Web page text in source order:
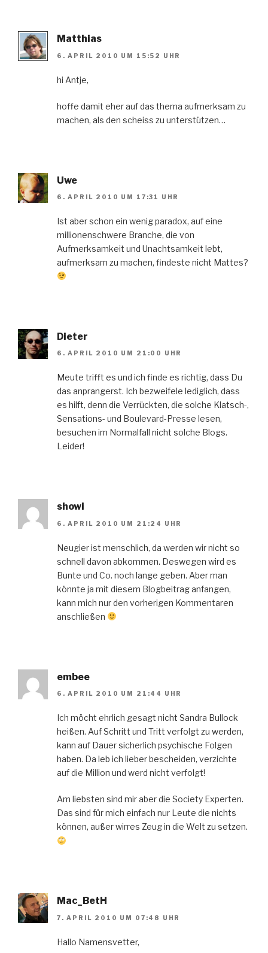
Matthias
6. APRIL 2010 UM 15:52 UHR
hi Antje,
hoffe damit eher auf das thema aufmerksam zu
machen, als den scheiss zu unterstützen…
Uwe
6. APRIL 2010 UM 17:31 UHR
Ist aber schon ein wenig paradox, auf eine
millionenschwere Branche, die von
Aufmerksamkeit und Unachtsamkeit lebt,
aufmerksam zu machen, findeste nicht Mattes?
Dieter
6. APRIL 2010 UM 21:00 UHR
Meute trifft es und ich finde es richtig, dass Du
das anprangerst. Ich bezweifele lediglich, dass
es hilft, denn die Verrückten, die solche Klatsch-,
Sensations- und Boulevard-Presse lesen,
besuchen im Normalfall nicht solche Blogs.
Leider!
showi
6. APRIL 2010 UM 21:24 UHR
Neugier ist menschlich, da werden wir nicht so
schnell davon abkommen. Deswegen wird es
Bunte und Co. noch lange geben. Aber man
könnte ja mit diesem Blogbeitrag anfangen,
kann mich nur den vorherigen Kommentaren
anschließen
embee
6. APRIL 2010 UM 21:44 UHR
Ich möcht ehrlich gesagt nicht Sandra Bullock
heißen. Auf Schritt und Tritt verfolgt zu werden,
kann auf Dauer sicherlich psychische Folgen
haben. Da leb ich lieber bescheiden, verzichte
auf die Million und werd nicht verfolgt!
Am liebsten sind mir aber die Society Experten.
Das sind für mich einfach nur Leute die nichts
können, außer wirres Zeug in die Welt zu setzen.
Mac_BetH
7. APRIL 2010 UM 07:48 UHR
Hallo Namensvetter,